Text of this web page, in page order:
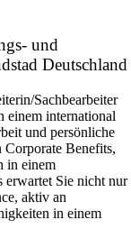
und
Deutschland
Sachbearbeiter
einem international
und persönliche
Benefits,
in einem
erwartet Sie nicht nur
aktiv an
in einem